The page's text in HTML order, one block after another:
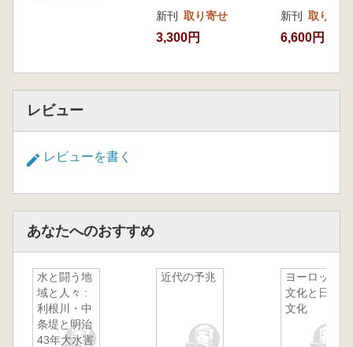
新刊 取り寄せ
3,300円
新刊 取り寄せ
6,600円
レビュー
レビューを書く
あなたへのおすすめ
水と闘う地
域と人々 :
利根川・中
条堤と明治
43年大水害
近代の予兆
ヨーロッパ
文化と日本
文化